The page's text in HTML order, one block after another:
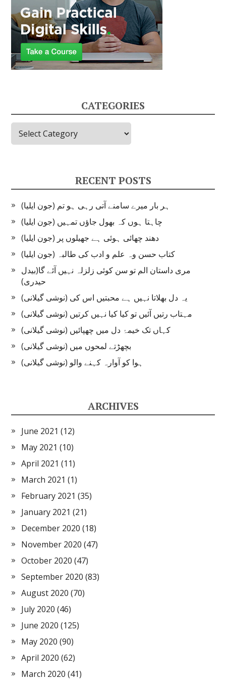
CATEGORIES
Categories
RECENT POSTS
ہر بار میرے سامنے آتی رہی ہو تم (جون ایلیا)
چاہتا ہوں کہ بھول جاؤں تمہیں (جون ایلیا)
دھند چھائی ہوئی ہے جھیلوں پر (جون ایلیا)
کتاب حسن وہ علم و ادب کی طالبہ (جون ایلیا)
مری داستان الم تو سن کوئی زلزلہ نہیں آئے گا(بیدل
حیدری)
یہ دل بھلاتا نہیں ہے محبتیں اس کی (نوشی گیلانی)
مہتاب رتیں آئیں تو کیا کیا نہیں کرتیں (نوشی گیلانی)
کہاں تک خیمۂ دل میں چھپائیں (نوشی گیلانی)
بچھڑتے لمحوں میں (نوشی گیلانی)
ہوا کو آوارہ کہنے والو (نوشی گیلانی)
ARCHIVES
June 2021 (12)
May 2021 (10)
April 2021 (11)
March 2021 (1)
February 2021 (35)
January 2021 (21)
December 2020 (18)
November 2020 (47)
October 2020 (47)
September 2020 (83)
August 2020 (70)
July 2020 (46)
June 2020 (125)
May 2020 (90)
April 2020 (62)
March 2020 (41)